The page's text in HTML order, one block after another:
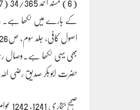
کے بارے میں لکھا ہے۔ (
حضرت ابوبکر صدیق رضی